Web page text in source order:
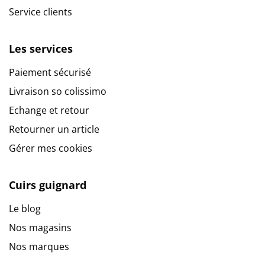
Service clients
Les services
Paiement sécurisé
Livraison so colissimo
Echange et retour
Retourner un article
Gérer mes cookies
Cuirs guignard
Le blog
Nos magasins
Nos marques